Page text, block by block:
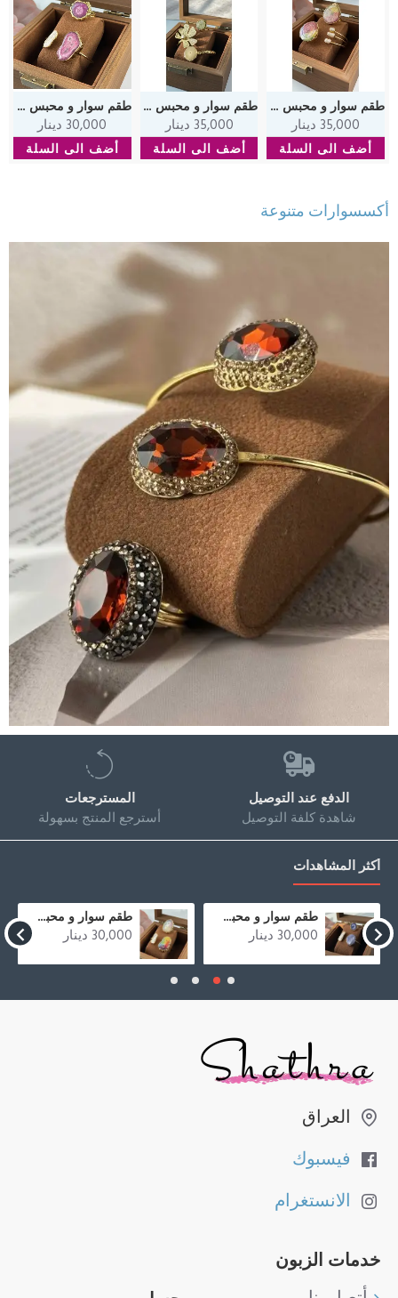
طقم سوار و محبس من حجر العقيق المطحون الملون
35,000 دينار
أضف الى السلة
طقم سوار و محبس من حجر العقيق المطحون الاصفر
35,000 دينار
أضف الى السلة
طقم سوار و محبس من حجر العقيق المطحون الوردي و صدف
30,000 دينار
أضف الى السلة
أكسسوارات متنوعة
الدفع عند التوصيل
شاهدة كلفة التوصيل
المسترجعات
أسترجع المنتج بسهولة
أكثر المشاهدات
طقم سوار و محبس من حجر العقيق المطحون الازرق و صدف
30,000 دينار
طقم سوار و محبس من حجر العقيق المطحون الملون و صدف
30,000 دينار
العراق
فيسبوك
الانستغرام
خدمات الزبون